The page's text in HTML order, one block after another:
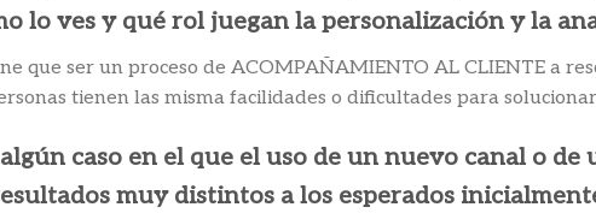
lo ves y qué rol juegan la personalización y la
que ser un proceso de ACOMPAÑAMIENTO AL CLIENTE a
tienen las misma facilidades o dificultades para
caso en el que el uso de un nuevo canal o
muy distintos a los esperados